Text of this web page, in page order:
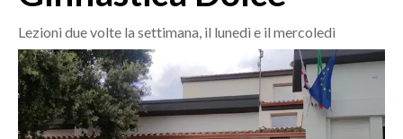
OGLIASTRA
AGENDA
CRONACA
Lezioni due volte la settimana, il lunedì e il mercoledì